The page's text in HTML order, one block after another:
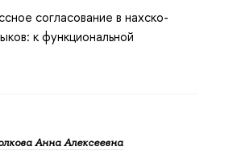
согласование в нахско-
к функциональной
Анна Алексеевна